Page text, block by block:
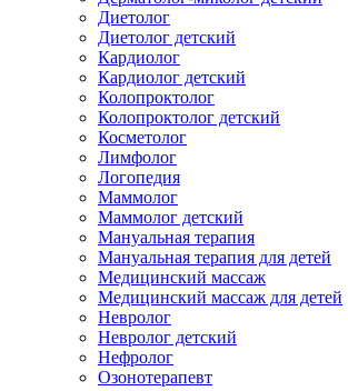
Диетолог
Диетолог детский
Кардиолог
Кардиолог детский
Колопроктолог
Колопроктолог детский
Косметолог
Лимфолог
Логопедия
Маммолог
Маммолог детский
Мануальная терапия
Мануальная терапия для детей
Медицинский массаж
Медицинский массаж для детей
Невролог
Невролог детский
Нефролог
Озонотерапевт